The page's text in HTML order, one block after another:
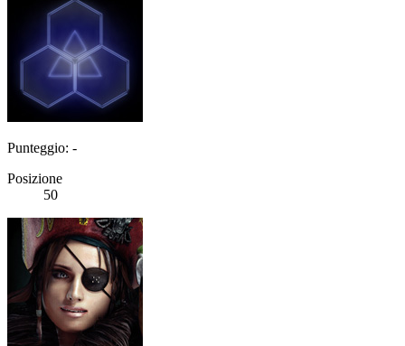
Punteggio: -
Posizione
50